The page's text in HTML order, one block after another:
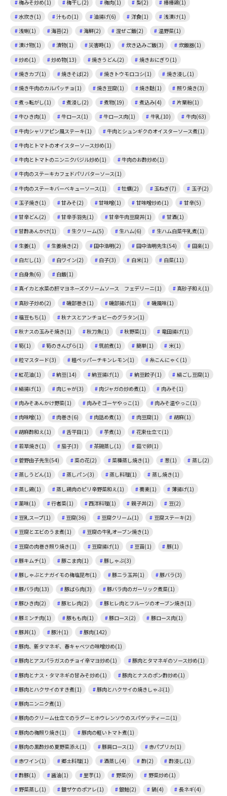
梅みそ炒め(1) 梅干し(2) 梅肉(1) 梨(2)
棒棒鶏(1)
水炊き(1)
汁もの(1) 油揚げ(6) 洋食(1)
浅漬け(1)
浅蜊(1)
海苔(2) 海鮮(2) 混ぜご飯(2)
温野菜(1)
漬け物(1)
漬物(1) 災害時(1) 炊き込みご飯(3)
炊飯器(1)
炒め(1)
炒め物(13) 焼きうどん(2)
焼きおにぎり(1)
焼きカブ(1)
焼きそば(2) 焼きトウモロコシ(1)
焼き浸し(1)
焼き牛肉のカルパッチョ(1)
焼き豆腐(1) 焼き麩(1)
照り焼き(3)
煮っ転がし(1)
煮浸し(2) 煮物(19) 煮込み(4)
片栗粉(1)
牛ひき肉(1)
牛ロース(1) 牛ロース肉(1) 牛乳(10)
牛肉(63)
牛肉シャリアピン風ステーキ(1)
牛肉とシュンギクのオイスターソース煮(1)
牛肉とトマトのオイスターソース炒め(1)
牛肉とトマトのニンニクバジル炒め(1)
牛肉のお酢炒め(1)
牛肉のステーキカフェドパリバターソース(1)
牛肉のステーキバーベキューソース(1)
牡蠣(2) 玉ねぎ(7)
玉子(2)
玉子焼き(1)
甘みそ(2) 甘味噌(1) 甘味噌炒め(1)
甘辛(5)
甘辛どん(2)
甘辛手羽先(1) 甘辛牛肉豆腐丼(1)
甘酒(1)
甘酢あんかけ(1)
生クリーム(5) 生ハム(6)
生ハム白菜牛乳煮(1)
生姜(1)
生姜焼き(2) 田中浩明(2) 田中浩明先生(54)
田楽(1)
白だし(1)
白ワイン(2) 白子(3) 白米(1)
白菜(11)
白身魚(6)
白飯(1)
真イカと水菜の肝マヨネーズクリームソース フェデリーニ(1)
真砂子和え(1)
真砂子炒め(2)
磯部巻き(1) 磯部揚げ(1)
磯風味(1)
福豆もち(1)
秋ナスとアンチョビーのグラタン(1)
秋ナスの玉みそ焼き(1)
秋刀魚(1) 秋野菜(1)
竜田揚げ(1)
筍(1)
筍のきんぴら(1) 筑前煮(1) 簡単(1)
米(1)
粒マスタード(3)
粗ペッパーチキンレモン(1)
糸こんにゃく(1)
紅花油(1)
納豆(14) 納豆揚げ(1) 納豆餃子(1)
絹ごし豆腐(1)
絹揚げ(1)
肉じゃが(3) 肉ジャガの炒め煮(1)
肉みそ(1)
肉みそあんかけ野菜(1)
肉みそゴーヤやっこ(1)
肉みそ温やっこ(1)
肉味噌(1)
肉巻き(6) 肉詰め煮(1) 肉豆腐(1)
胡麻(1)
胡麻酢和え(1)
舌平目(1) 芋煮(1)
花束仕立て(1)
若草焼き(1)
茄子(3) 茶碗蒸し(1)
茹で卵(1)
菅野由子先生(54)
菜の花(2) 菜種蒸し焼き(1) 葱(1)
蒸し(2)
蒸しうどん(1)
蒸しパン(3) 蒸し料理(1)
蒸し焼き(1)
蒸し鶏(1)
蒸し鶏肉のピリ辛野菜和え(1) 蕎麦(1)
薄揚げ(1)
薬味(1)
行者菜(1) 西洋料理(1) 親子丼(2)
豆(2)
豆乳スープ(1)
豆腐(36) 豆腐クリーム(1)
豆腐ステーキ(2)
豆腐とエビのうま煮(1)
豆腐の牛乳オーブン焼き(1)
豆腐の肉巻き照り焼き(1)
豆腐揚げ(1) 豆苗(1)
豚(1)
豚キムチ(1)
豚こま肉(1)
豚しゃぶ(3)
豚しゃぶとナガイモの梅塩昆布(1)
豚ニラ玉丼(1)
豚バラ(3)
豚バラ肉(13)
豚ばら肉(3)
豚バラ肉のガーリック煮菜(1)
豚ひき肉(2)
豚ヒレ肉(2)
豚ヒレ肉とフルーツのオーブン焼き(1)
豚ミンチ肉(1)
豚もも肉(1) 豚ロース(2)
豚ロース肉(1)
豚丼(1)
豚汁(1)
豚肉(142)
豚肉、新タマネギ、春キャベツの味噌炒め(1)
豚肉とアスパラガスのチョイ辛マヨ炒め(1)
豚肉とタマネギのソース炒め(1)
豚肉とナス・タマネギの甘みそ炒め(1)
豚肉とナスのポン酢炒め(1)
豚肉とハクサイのすき煮(1)
豚肉とハクサイの焼きしゃぶ(1)
豚肉ニンニク煮(1)
豚肉のクリーム仕立てのラグーとホウレンソウのスパゲッティーニ(1)
豚肉の梅照り焼き(1)
豚肉の軽いトマト煮(1)
豚肉の黒酢炒め夏野菜添え(1)
豚肩ロース(1)
赤パプリカ(1)
赤ワイン(1)
郷土料理(1) 酒蒸し(4) 酢(2)
酢浸し(1)
酢豚(1)
醤油(1) 里芋(1) 野菜(9)
野菜炒め(1)
野菜蒸し(1)
銀ザケのポアレ(1) 銀鮭(2) 鍋(4)
長ネギ(4)